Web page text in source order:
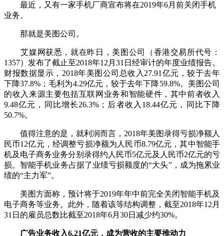
最近，又有一家手机厂商宣布将在2019年6月前关闭手机
业务。
那就是美图公司。
艾媒网获悉，就在昨日，美图公司（香港交易所代号：
1357）发布了截止至2018年12月31日经审计的年度业绩报告。
财报数据显示，2018年美图公司总收入27.91亿元，较于去年
下降37.8%；毛利为4.29亿元，较于去年下降59.8%。美图公司
的收入来源主要包括互联网业务和智能硬件，其中前者收入
9.48亿元，同比增长26.3%；后者收入18.44亿元，同比下降
50.7%。
值得注意的是，就利润而言，2018年美图录得亏损净额人
民币12亿元，经调整亏损净额为人民币8.79亿元，其中智能手
机及电子商务业务分别录得约人民币5亿元及人民币2亿元的亏
损。智能手机业务占据了业绩亏损额度的“大头”，成为拖累业
绩的“主力军”。
美图方面称，预计将于2019年年中前完全关闭智能手机及
电子商务等业务。此外，随着该等结构调整，截至2018年12月
31日的雇员总数比截至2018年6月30日减少约30%。
广告业务收入6.21亿元，成为营收的主要推动力